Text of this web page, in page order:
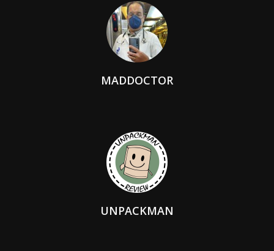
MADDOCTOR
UNPACKMAN